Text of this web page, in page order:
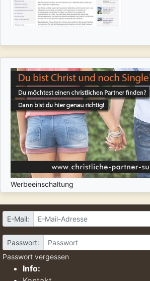
Werbeeinschaltung
E-Mail:
Passwort:
Passwort vergessen
Info: